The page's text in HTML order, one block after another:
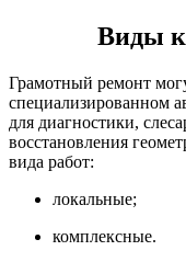
Виды
Грамотный ремонт
специализированном
для диагностики,
восстановления
вида работ:
локальные;
комплексные.